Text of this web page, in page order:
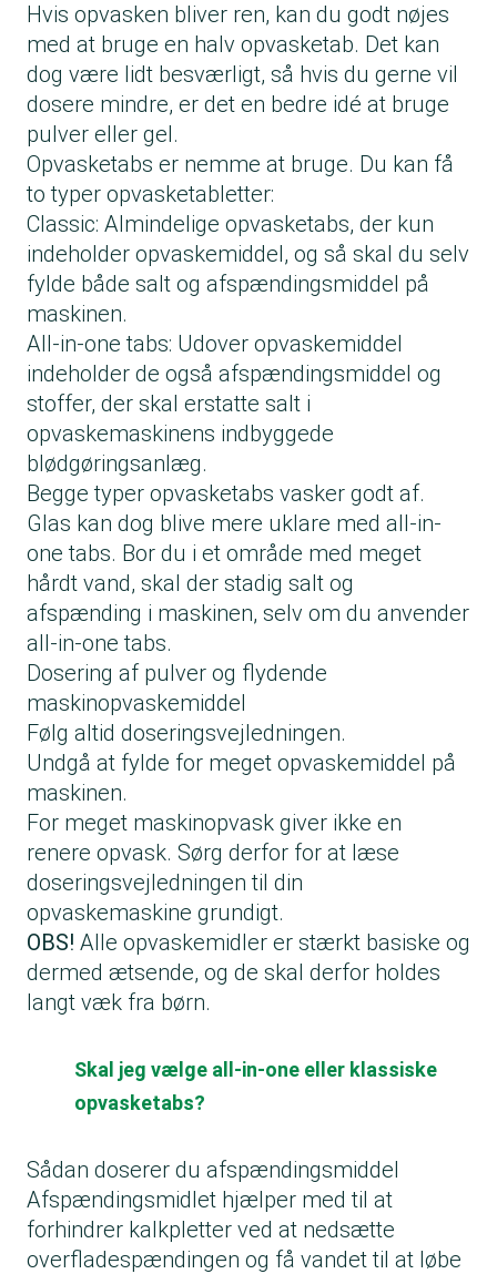
Hvis opvasken bliver ren, kan du godt nøjes
med at bruge en halv opvasketab. Det kan
dog være lidt besværligt, så hvis du gerne vil
dosere mindre, er det en bedre idé at bruge
pulver eller gel.
Opvasketabs er nemme at bruge. Du kan få
to typer opvasketabletter:
Classic: Almindelige opvasketabs, der kun
indeholder opvaskemiddel, og så skal du selv
fylde både salt og afspændingsmiddel på
maskinen.
All-in-one tabs: Udover opvaskemiddel
indeholder de også afspændingsmiddel og
stoffer, der skal erstatte salt i
opvaskemaskinens indbyggede
blødgøringsanlæg.
Begge typer opvasketabs vasker godt af.
Glas kan dog blive mere uklare med all-in-
one tabs. Bor du i et område med meget
hårdt vand, skal der stadig salt og
afspænding i maskinen, selv om du anvender
all-in-one tabs.
Dosering af pulver og flydende
maskinopvaskemiddel
Følg altid doseringsvejledningen.
Undgå at fylde for meget opvaskemiddel på
maskinen.
For meget maskinopvask giver ikke en
renere opvask. Sørg derfor for at læse
doseringsvejledningen til din
opvaskemaskine grundigt.
OBS! Alle opvaskemidler er stærkt basiske og
dermed ætsende, og de skal derfor holdes
langt væk fra børn.
Skal jeg vælge all-in-one eller klassiske
opvasketabs?
Sådan doserer du afspændingsmiddel
Afspændingsmidlet hjælper med til at
forhindrer kalkpletter ved at nedsætte
overfladespændingen og få vandet til at løbe